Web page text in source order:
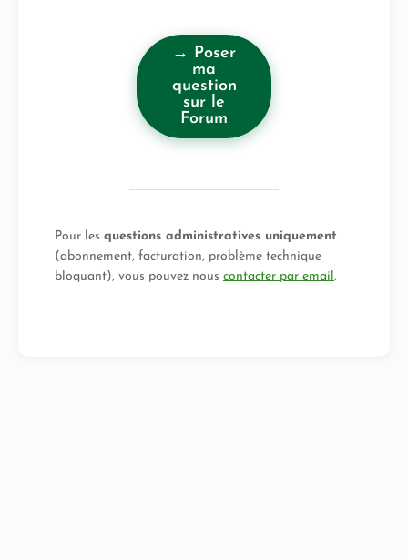
→ Poser
ma
question
sur le
Forum
Pour les questions administratives uniquement
(abonnement, facturation, problème technique
bloquant), vous pouvez nous contacter par email.